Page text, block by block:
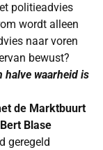
politieadvies
wordt alleen
naar voren
bewust?
halve waarheid is
de Marktbuurt
Blase
geregeld